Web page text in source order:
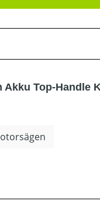
Top-Handle